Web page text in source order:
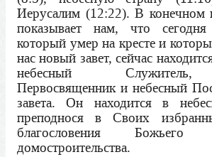
Иерусалим (12:22). В конечном
показывает нам, что
который умер на кресте и
нас новый завет, сейчас
небесный
Первосвященник и небесный
завета. Он находится в
преподнося в Своих
благословения Божьего
домостроительства.